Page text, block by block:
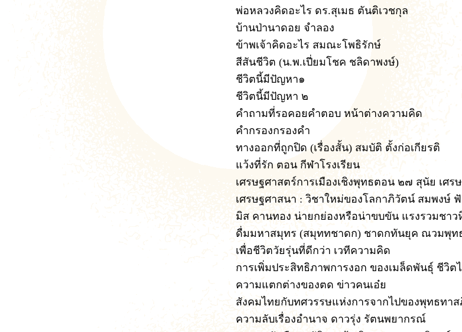
พ่อหลวงคิดอะไร ดร.สุเมธ ตันติเวชกุล
บ้านป่านาดอย จำลอง
ข้าพเจ้าคิดอะไร สมณะโพธิรักษ์
สีสันชีวิต (น.พ.เปี่ยมโชค ชลิดาพงษ์)
ชีวิตนี้มีปัญหา๑
ชีวิตนี้มีปัญหา ๒
คำถามที่รอคอยคำตอบ หน้าต่างความคิด
คำกรองกรองคำ
ทางออกที่ถูกปิด (เรื่องสั้น) สมบัติ ตั้งก่อเกียรติ
แว้งที่รัก ตอน กีฬาโรงเรียน
เศรษฐศาสตร์การเมืองเชิงพุทธตอน ๒๗ สุนัย เศร
เศรษฐศาสนา : วิชาใหม่ของโลกาภิวัตน์ สมพงษ์
มิส คานทอง น่ายกย่องหรือน่าขบขัน แรงรวมชาว
ดื่มมหาสมุทร (สมุททชาดก) ชาดกทันยุค ณวมพุท
เพื่อชีวิตวัยรุ่นที่ดีกว่า เวทีความคิด
การเพิ่มประสิทธิภาพการงอก ของเมล็ดพันธุ์ ชีวิต
ความแตกต่างของตด ข่าวคนเอ๋ย
สังคมไทยกับทศวรรษแห่งการจากไปของพุทธทา
ความลับเรื่องอำนาจ ดาวรุ่ง รัตนพยากรณ์